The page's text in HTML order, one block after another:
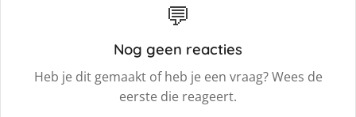
💬
Nog geen reacties
Heb je dit gemaakt of heb je een vraag? Wees de
eerste die reageert.